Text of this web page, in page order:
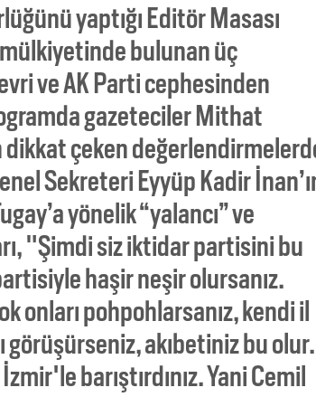
yaptığı Editör Masası
bulunan üç
ve AK Parti cephesinden
gazeteciler Mithat
dikkat çeken
Sekreteri Eyyüp Kadir
yönelik “yalancı” ve
"Şimdi siz iktidar partisini bu
haşir neşir olursanız.
onları pohpohlarsanız, kendi il
görüşürseniz, akıbetiniz bu olur.
barıştırdınız. Yani Cemil